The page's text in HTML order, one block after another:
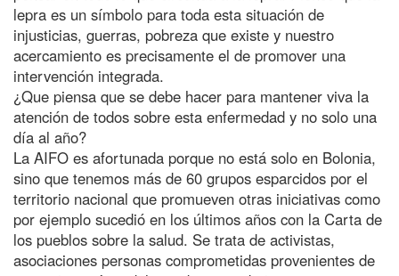
lepra es un símbolo para toda esta situación de
injusticias, guerras, pobreza que existe y nuestro
acercamiento es precisamente el de promover una
intervención integrada.
¿Que piensa que se debe hacer para mantener viva la
atención de todos sobre esta enfermedad y no solo una
día al año?
La AIFO es afortunada porque no está solo en Bolonia,
sino que tenemos más de 60 grupos esparcidos por el
territorio nacional que promueven otras iniciativas como
por ejemplo sucedió en los últimos años con la Carta de
los pueblos sobre la salud. Se trata de activistas,
asociaciones personas comprometidas provenientes de